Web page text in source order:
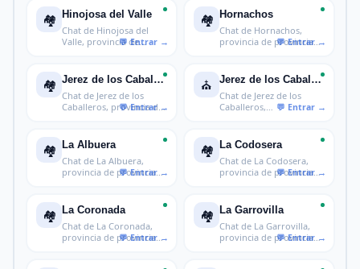
🏘️ Hinojosa del Valle
Chat de Hinojosa del
Valle, provincia de
🏘️ Hornachos
Chat de Hornachos,
provincia de provincia
🏘️ Jerez de los Caballeros
Chat de Jerez de los
Caballeros, provincia de
⛪ Jerez de los Caballeros
Chat de Jerez de los
Caballeros,
🏘️ La Albuera
Chat de La Albuera,
provincia de provincia
🏘️ La Codosera
Chat de La Codosera,
provincia de provincia
🏘️ La Coronada
Chat de La Coronada,
provincia de provincia
🏘️ La Garrovilla
Chat de La Garrovilla,
provincia de provincia